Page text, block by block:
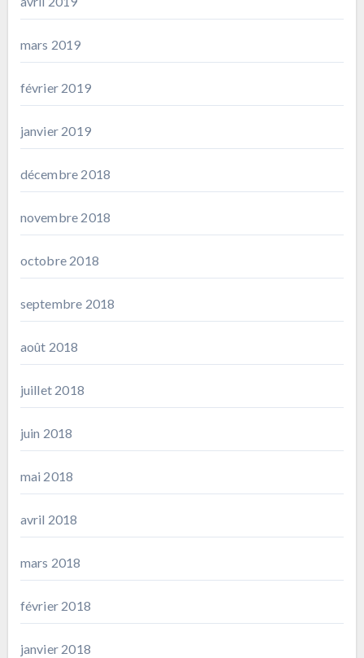
mars 2019
février 2019
janvier 2019
décembre 2018
novembre 2018
octobre 2018
septembre 2018
août 2018
juillet 2018
juin 2018
mai 2018
avril 2018
mars 2018
février 2018
janvier 2018